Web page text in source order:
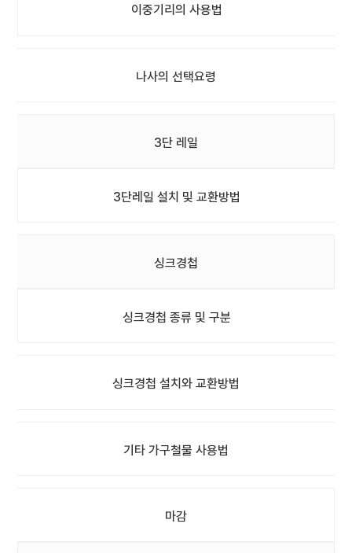
이중기리의 사용법
나사의 선택요령
3단 레일
3단레일 설치 및 교환방법
싱크경첩
싱크경첩 종류 및 구분
싱크경첩 설치와 교환방법
기타 가구철물 사용법
마감